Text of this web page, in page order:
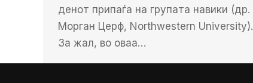
денот припаѓа на групата навики (др.
Морган Церф, Northwestern University).
За жал, во оваа…